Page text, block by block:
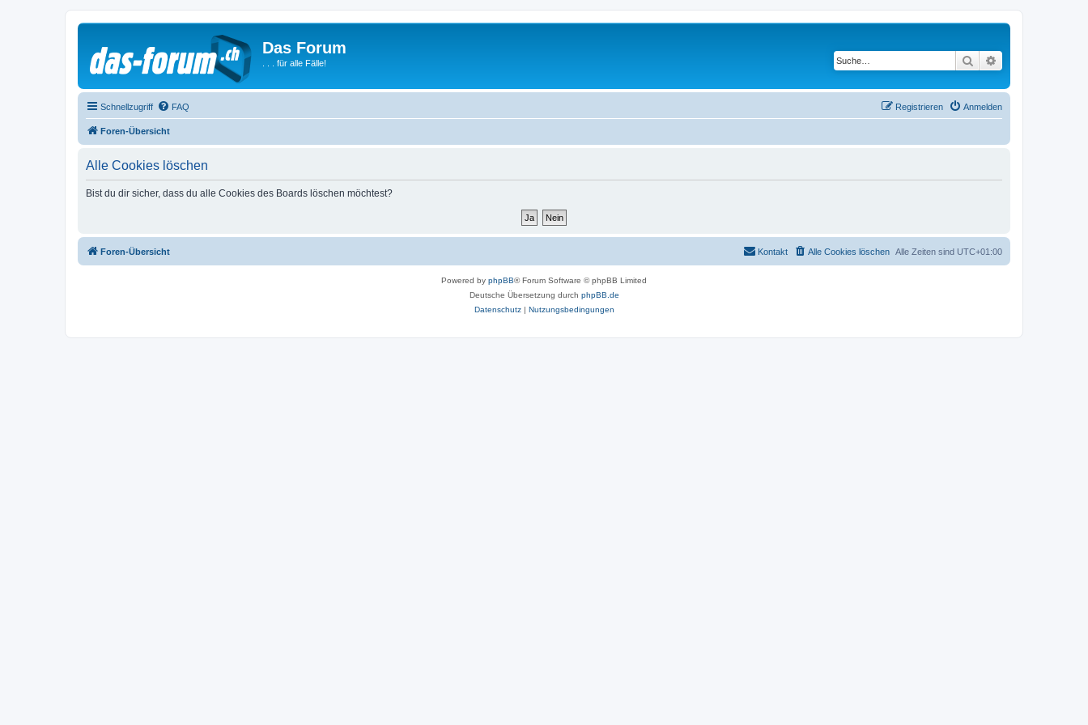
Das Forum
. . . für alle Fälle! Suche
Schnellzugriff FAQ Anmelden
Registrieren
Foren-Übersicht
Alle Cookies löschen
Bist du dir sicher, dass du alle Cookies des Boards löschen möchtest?
Foren-Übersicht Alle Zeiten sind UTC+01:00
Alle Cookies löschen
Kontakt
Powered by phpBB® Forum Software © phpBB Limited
Deutsche Übersetzung durch phpBB.de
Datenschutz| Nutzungsbedingungen